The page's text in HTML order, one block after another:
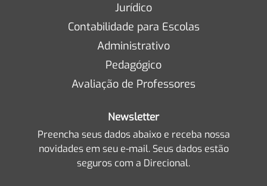
Jurídico
Contabilidade para Escolas
Administrativo
Pedagógico
Avaliação de Professores
Newsletter
Preencha seus dados abaixo e receba nossa
novidades em seu e-mail. Seus dados estão
seguros com a Direcional.